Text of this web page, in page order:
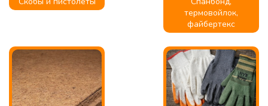
термовойлок,
файбертекс